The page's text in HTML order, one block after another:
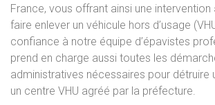
France, vous offrant ainsi une intervention
faire enlever un véhicule hors d’usage
confiance à notre équipe d’épavistes
prend en charge aussi toutes les
administratives nécessaires pour détruire
un centre VHU agréé par la préfecture.